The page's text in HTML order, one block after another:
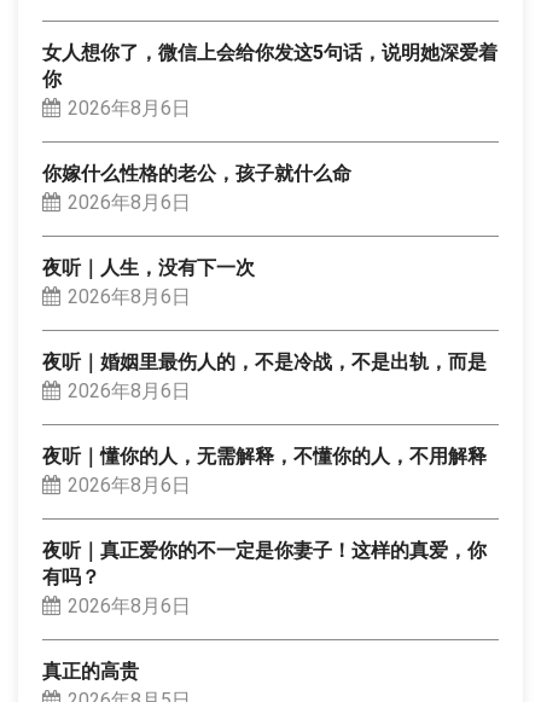
女人想你了，微信上会给你发这5句话，说明她深爱着
你
2026年8月6日
你嫁什么性格的老公，孩子就什么命
2026年8月6日
夜听｜人生，没有下一次
2026年8月6日
夜听｜婚姻里最伤人的，不是冷战，不是出轨，而是
2026年8月6日
夜听｜懂你的人，无需解释，不懂你的人，不用解释
2026年8月6日
夜听｜真正爱你的不一定是你妻子！这样的真爱，你
有吗？
2026年8月6日
真正的高贵